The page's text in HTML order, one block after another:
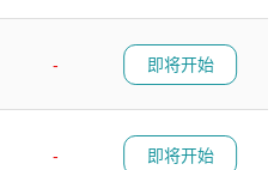
-
即将开始
-
即将开始